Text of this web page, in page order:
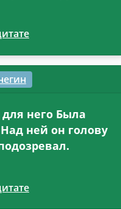
него Была
ней он голову